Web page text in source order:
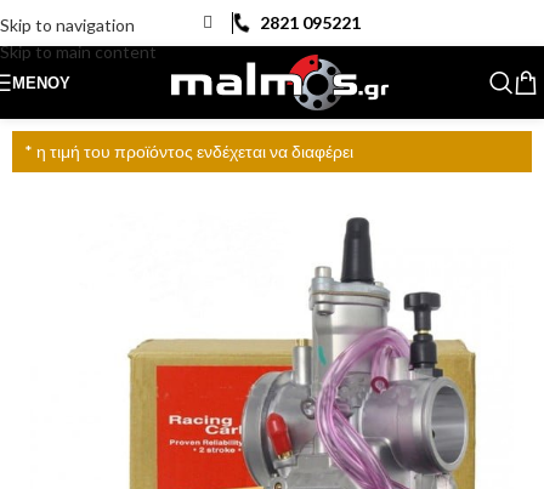
Skip to navigation
Skip to main content
2821 095221
ΜΕΝΟΎ
* η τιμή του προϊόντος ενδέχεται να διαφέρει